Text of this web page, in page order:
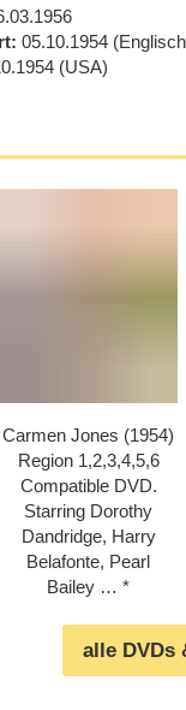
05.10.1954
(USA)
Carmen Jones (1954)
Region 1,2,3,4,5,6
Compatible DVD.
Starring Dorothy
Dandridge, Harry
Belafonte, Pearl
Bailey …
alle DVDs